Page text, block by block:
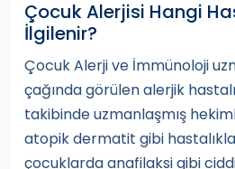
Çocuk Alerjisi Hangi
İlgilenir?
Çocuk Alerji ve İmmünoloji
çağında görülen alerjik
takibinde uzmanlaşmış
atopik dermatit gibi
çocuklarda anafilaksi gibi